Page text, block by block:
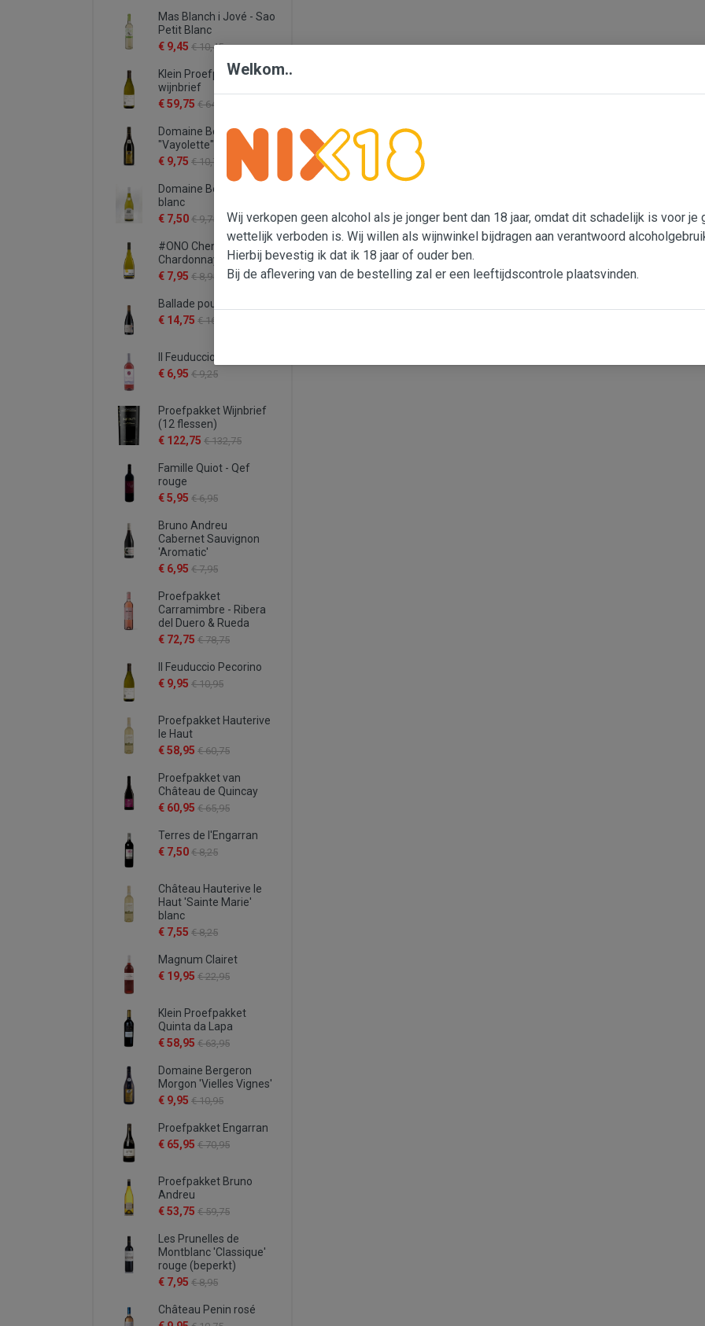
Mas Blanch i Jové - Sao
Petit Blanc
€ 9,45 € 10,45
Klein Proefpakket
wijnbrief
€ 59,75 € 64,75
Domaine Bergeron
"Vayolette"
€ 9,75 € 10,75
Domaine Bergeron -
blanc
€ 7,50 € 9,75
#ONO Chenin -
Chardonnay
€ 7,95 € 8,95
Ballade pour Mistral
€ 14,75 € 16,95
Il Feuduccio rosato
€ 6,95 € 9,25
Proefpakket Wijnbrief
(12 flessen)
€ 122,75 € 132,75
Famille Quiot - Qef
rouge
€ 5,95 € 6,95
Bruno Andreu
Cabernet Sauvignon
'Aromatic'
€ 6,95 € 7,95
Proefpakket
Carramimbre - Ribera
del Duero & Rueda
€ 72,75 € 78,75
Il Feuduccio Pecorino
€ 9,95 € 10,95
Proefpakket Hauterive
le Haut
€ 58,95 € 60,75
Proefpakket van
Château de Quincay
€ 60,95 € 65,95
Terres de l'Engarran
€ 7,50 € 8,25
Château Hauterive le
Haut 'Sainte Marie'
blanc
€ 7,55 € 8,25
Magnum Clairet
€ 19,95 € 22,95
Klein Proefpakket
Quinta da Lapa
€ 58,95 € 63,95
Domaine Bergeron
Morgon 'Vielles Vignes'
€ 9,95 € 10,95
Proefpakket Engarran
€ 65,95 € 70,95
Proefpakket Bruno
Andreu
€ 53,75 € 59,75
Les Prunelles de
Montblanc 'Classique'
rouge (beperkt)
€ 7,95 € 8,95
Château Penin rosé
Welkom..
Wij verkopen geen alcohol als je jonger bent dan 18 jaar, omdat dit schadelijk is voor je
wettelijk verboden is. Wij willen als wijnwinkel bijdragen aan verantwoord
Hierbij bevestig ik dat ik 18 jaar of ouder ben.
Bij de aflevering van de bestelling zal er een leeftijdscontrole plaatsvinden.